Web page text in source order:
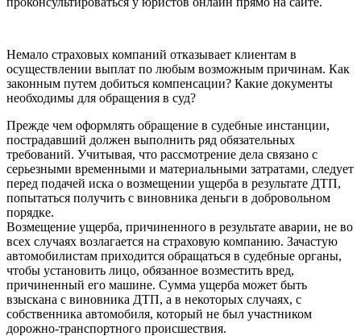
Немало страховых компаний отказывает клиентам в
осуществлении выплат по любым возможным причинам. Как
законным путем добиться компенсации? Какие документы
необходимы для обращения в суд?
Прежде чем оформлять обращение в судебные инстанции,
пострадавший должен выполнить ряд обязательных
требований. Учитывая, что рассмотрение дела связано с
серьезными временными и материальными затратами, следует
перед подачей иска о возмещении ущерба в результате ДТП,
попытаться получить с виновника деньги в добровольном
порядке.
Возмещение ущерба, причиненного в результате аварии, не во
всех случаях возлагается на страховую компанию. Зачастую
автомобилистам приходится обращаться в судебные органы,
чтобы установить лицо, обязанное возместить вред,
причиненный его машине. Сумма ущерба может быть
взыскана с виновника ДТП, а в некоторых случаях, с
собственника автомобиля, который не был участником
дорожно-транспортного происшествия.